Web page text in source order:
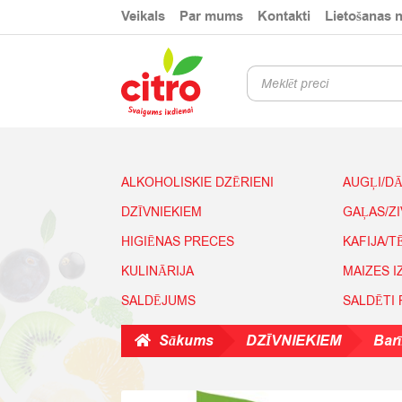
to
to
Veikals Par mums Kontakti Lietošanas
Products
search
ALKOHOLISKIE DZĒRIENI
AUGĻI/
DZĪVNIEKIEM
GAĻAS/
HIGIĒNAS PRECES
KAFIJA/
KULINĀRIJA
MAIZES
SALDĒJUMS
SALDĒTI
Sākums DZĪVNIEKIEM